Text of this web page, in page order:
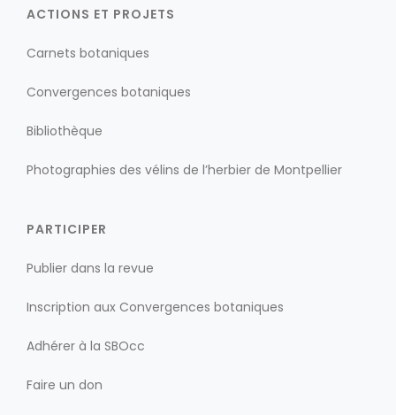
ACTIONS ET PROJETS
Carnets botaniques
Convergences botaniques
Bibliothèque
Photographies des vélins de l’herbier de Montpellier
PARTICIPER
Publier dans la revue
Inscription aux Convergences botaniques
Adhérer à la SBOcc
Faire un don